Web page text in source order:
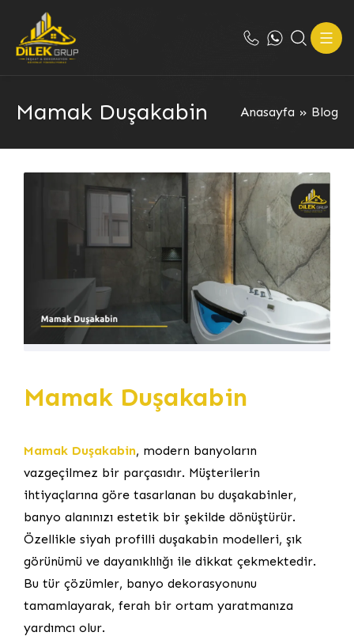
Mamak Duşakabin Anasayfa » Blog
Mamak Duşakabin
Mamak Duşakabin, modern banyoların
vazgeçilmez bir parçasıdır. Müşterilerin
ihtiyaçlarına göre tasarlanan bu duşakabinler,
banyo alanınızı estetik bir şekilde dönüştürür.
Özellikle siyah profilli duşakabin modelleri, şık
görünümü ve dayanıklılığı ile dikkat çekmektedir.
Bu tür çözümler, banyo dekorasyonunu
tamamlayarak, ferah bir ortam yaratmanıza
yardımcı olur.